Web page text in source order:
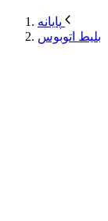
بلیط اتوبوس